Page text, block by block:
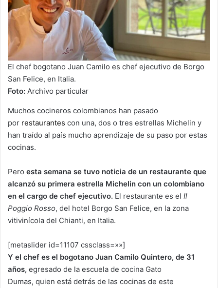
El chef bogotano Juan Camilo es chef ejecutivo de Borgo
San Felice, en Italia.
Foto: Archivo particular
Muchos cocineros colombianos han pasado
por restaurantes con una, dos o tres estrellas Michelin y
han traído al país mucho aprendizaje de su paso por estas
cocinas.
Pero esta semana se tuvo noticia de un restaurante que
alcanzó su primera estrella Michelin con un colombiano
en el cargo de chef ejecutivo. El restaurante es el Il
Poggio Rosso, del hotel Borgo San Felice, en la zona
vitivinícola del Chianti, en Italia.
[metaslider id=11107 cssclass=»»]
Y el chef es el bogotano Juan Camilo Quintero, de 31
años, egresado de la escuela de cocina Gato
Dumas, quien está detrás de las cocinas de este